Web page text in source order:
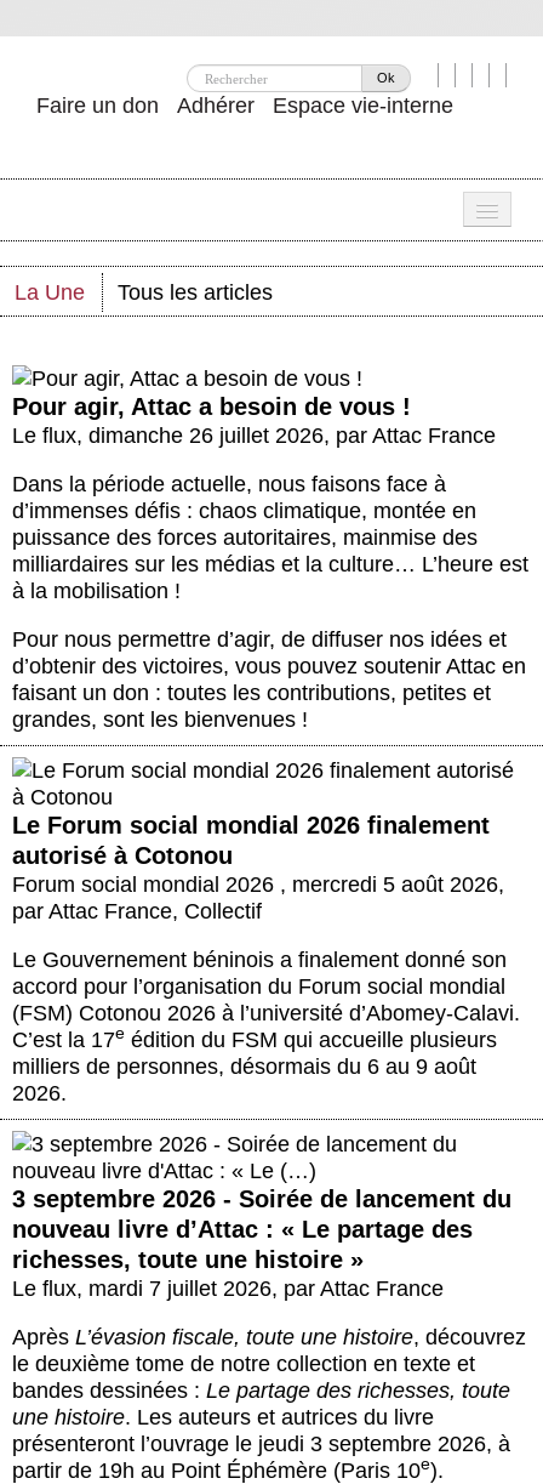
Ok
Faire un don Adhérer Espace vie-interne
Attac ?
Se mobiliser
Agenda
Actus et médias
La Une Tous les articles
Pour agir, Attac a besoin de vous !
Le flux, dimanche 26 juillet 2026, par Attac France
Dans la période actuelle, nous faisons face à
d’immenses défis : chaos climatique, montée en
puissance des forces autoritaires, mainmise des
milliardaires sur les médias et la culture… L’heure est
à la mobilisation !
Pour nous permettre d’agir, de diffuser nos idées et
d’obtenir des victoires, vous pouvez soutenir Attac en
faisant un don : toutes les contributions, petites et
grandes, sont les bienvenues !
Le Forum social mondial 2026 finalement
autorisé à Cotonou
Forum social mondial 2026 , mercredi 5 août 2026,
par Attac France, Collectif
Le Gouvernement béninois a finalement donné son
accord pour l’organisation du Forum social mondial
(FSM) Cotonou 2026 à l’université d’Abomey-Calavi.
C’est la 17e édition du FSM qui accueille plusieurs
milliers de personnes, désormais du 6 au 9 août
2026.
3 septembre 2026 - Soirée de lancement du
nouveau livre d’Attac : « Le partage des
richesses, toute une histoire »
Le flux, mardi 7 juillet 2026, par Attac France
Après L’évasion fiscale, toute une histoire, découvrez
le deuxième tome de notre collection en texte et
bandes dessinées : Le partage des richesses, toute
une histoire. Les auteurs et autrices du livre
présenteront l’ouvrage le jeudi 3 septembre 2026, à
partir de 19h au Point Éphémère (Paris 10e).